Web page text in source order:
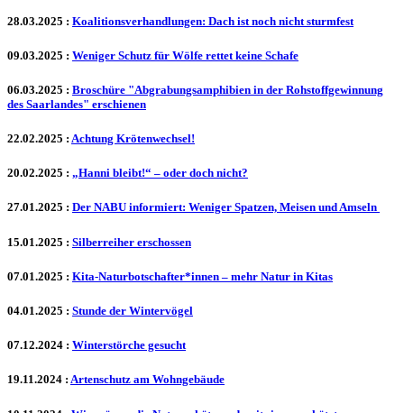
28.03.2025 : Koalitionsverhandlungen: Dach ist noch nicht sturmfest
09.03.2025 : Weniger Schutz für Wölfe rettet keine Schafe
06.03.2025 : Broschüre "Abgrabungsamphibien in der Rohstoffgewinnung
des Saarlandes" erschienen
22.02.2025 : Achtung Krötenwechsel!
20.02.2025 : „Hanni bleibt!“ – oder doch nicht?
27.01.2025 : Der NABU informiert: Weniger Spatzen, Meisen und Amseln
15.01.2025 : Silberreiher erschossen
07.01.2025 : Kita-Naturbotschafter*innen – mehr Natur in Kitas
04.01.2025 : Stunde der Wintervögel
07.12.2024 : Winterstörche gesucht
19.11.2024 : Artenschutz am Wohngebäude